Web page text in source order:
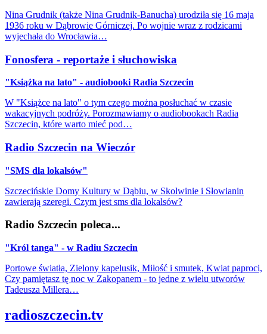
Nina Grudnik (także Nina Grudnik-Banucha) urodziła się 16 maja
1936 roku w Dąbrowie Górniczej. Po wojnie wraz z rodzicami
wyjechała do Wrocławia…
Fonosfera - reportaże i słuchowiska
"Książka na lato" - audiobooki Radia Szczecin
W "Książce na lato" o tym czego można posłuchać w czasie
wakacyjnych podróży. Porozmawiamy o audiobookach Radia
Szczecin, które warto mieć pod…
Radio Szczecin na Wieczór
"SMS dla lokalsów"
Szczecińskie Domy Kultury w Dąbiu, w Skolwinie i Słowianin
zawierają szeregi. Czym jest sms dla lokalsów?
Radio Szczecin poleca...
"Król tanga" - w Radiu Szczecin
Portowe światła, Zielony kapelusik, Miłość i smutek, Kwiat paproci,
Czy pamiętasz tę noc w Zakopanem - to jedne z wielu utworów
Tadeusza Millera…
radioszczecin.tv